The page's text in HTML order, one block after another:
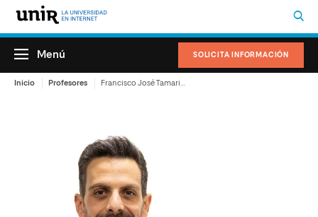
SOLICITA INFORMACIÓN
Menú
Inicio Profesores